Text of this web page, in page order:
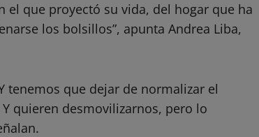
el que proyectó su vida, del hogar que ha
los bolsillos”, apunta Andrea Liba,
tenemos que dejar de normalizar el
quieren desmovilizarnos, pero lo